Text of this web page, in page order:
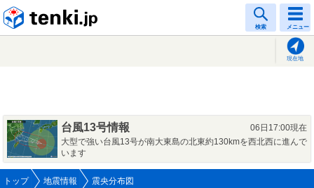
検索 メニュー
現在地
台風13号情報
06日17:00現在
大型で強い台風13号が南大東島の北東約130kmを西北西に進んで
います
トップ 地震情報 震央分布図